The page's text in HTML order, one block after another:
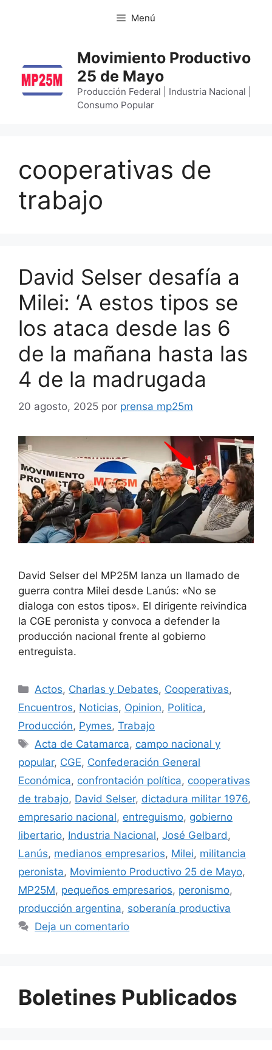
Menú
Movimiento Productivo
25 de Mayo
Producción Federal | Industria Nacional |
Consumo Popular
cooperativas de
trabajo
David Selser desafía a
Milei: ‘A estos tipos se
los ataca desde las 6
de la mañana hasta las
4 de la madrugada
20 agosto, 2025 por prensa mp25m
David Selser del MP25M lanza un llamado de
guerra contra Milei desde Lanús: «No se
dialoga con estos tipos». El dirigente reivindica
la CGE peronista y convoca a defender la
producción nacional frente al gobierno
entreguista.
Actos, Charlas y Debates, Cooperativas,
Encuentros, Noticias, Opinion, Politica,
Producción, Pymes, Trabajo
Acta de Catamarca, campo nacional y
popular, CGE, Confederación General
Económica, confrontación política, cooperativas
de trabajo, David Selser, dictadura militar 1976,
empresario nacional, entreguismo, gobierno
libertario, Industria Nacional, José Gelbard,
Lanús, medianos empresarios, Milei, militancia
peronista, Movimiento Productivo 25 de Mayo,
MP25M, pequeños empresarios, peronismo,
producción argentina, soberanía productiva
Deja un comentario
Boletines Publicados